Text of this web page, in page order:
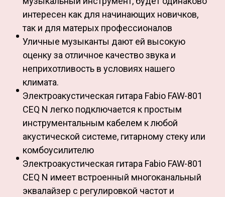
интересен как для начинающих новичков,
так и для матерых профессионалов
Уличные музыканты дают ей высокую
оценку за отличное качество звука и
неприхотливость в условиях нашего
климата.
Электроакустическая гитара Fabio FAW-801
CEQ N легко подключается к простым
инструментальным кабелем к любой
акустической системе, гитарному стеку или
комбоусилителю
Электроакустическая гитара Fabio FAW-801
CEQ N имеет встроенный многоканальный
эквалайзер с регулировкой частот и